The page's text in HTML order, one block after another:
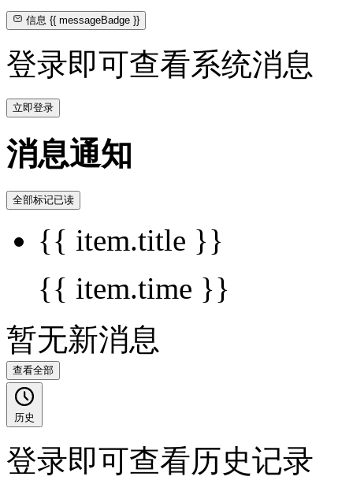
信息{{ messageBadge }}
登录即可查看系统消息
立即登录
消息通知
全部标记已读
{{ item.title }}
{{ item.time }}
暂无新消息
查看全部
历史
登录即可查看历史记录